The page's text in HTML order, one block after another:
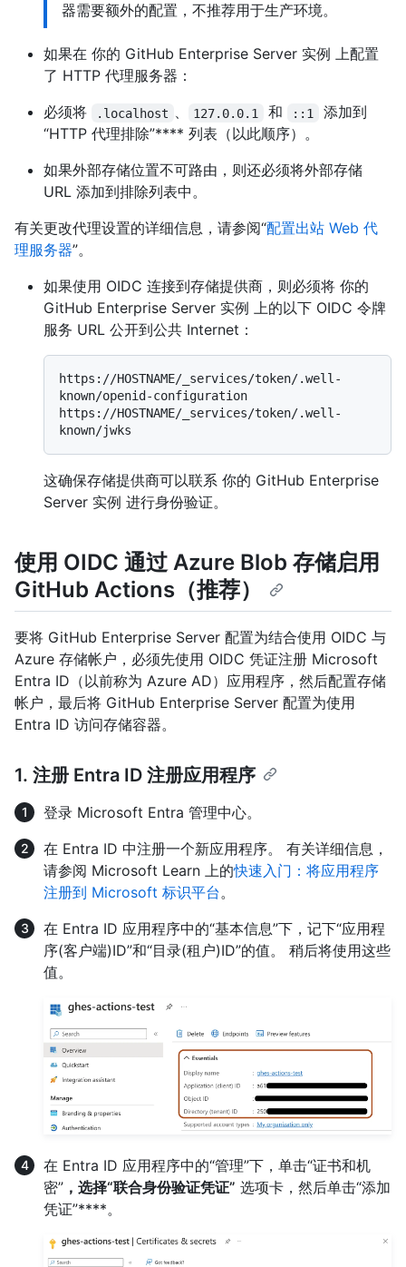
器需要额外的配置，不推荐用于生产环境。
如果在 你的 GitHub Enterprise Server 实例 上配置
了 HTTP 代理服务器：
必须将
.localhost 、 127.0.0.1 和 ::1
添加到
“HTTP 代理排除”**** 列表（以此顺序）。
如果外部存储位置不可路由，则还必须将外部存储
URL 添加到排除列表中。
有关更改代理设置的详细信息，请参阅“配置出站 Web 代
理服务器”。
如果使用 OIDC 连接到存储提供商，则必须将 你的
GitHub Enterprise Server 实例 上的以下 OIDC 令牌
服务 URL 公开到公共 Internet：
https://HOSTNAME/_services/token/.well-
known/openid-configuration
https://HOSTNAME/_services/token/.well-
这确保存储提供商可以联系 你的 GitHub Enterprise
Server 实例 进行身份验证。
使用 OIDC 通过 Azure Blob 存储启用
GitHub Actions（推荐）
要将 GitHub Enterprise Server 配置为结合使用 OIDC 与
Azure 存储帐户，必须先使用 OIDC 凭证注册 Microsoft
Entra ID（以前称为 Azure AD）应用程序，然后配置存储
帐户，最后将 GitHub Enterprise Server 配置为使用
Entra ID 访问存储容器。
1. 注册 Entra ID 注册应用程序
登录 Microsoft Entra 管理中心。
在 Entra ID 中注册一个新应用程序。 有关详细信息，
请参阅 Microsoft Learn 上的快速入门：将应用程序
注册到 Microsoft 标识平台 。
在 Entra ID 应用程序中的“基本信息”下，记下“应用程
序(客户端)ID”和“目录(租户)ID”的值。 稍后将使用这些
值。
在 Entra ID 应用程序中的“管理”下，单击“证书和机
密” ，选择“联合身份验证凭证” 选项卡，然后单击“添加
凭证”****。